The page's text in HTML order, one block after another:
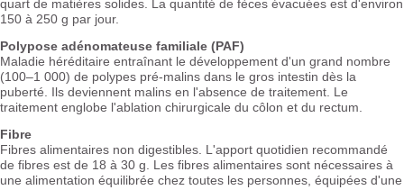
quart de matières solides. La quantité de fèces évacuées est d'environ
150 à 250 g par jour.
Polypose adénomateuse familiale (PAF)
Maladie héréditaire entraînant le développement d'un grand nombre
(100–1 000) de polypes pré-malins dans le gros intestin dès la
puberté. Ils deviennent malins en l'absence de traitement. Le
traitement englobe l'ablation chirurgicale du côlon et du rectum.
Fibre
Fibres alimentaires non digestibles. L'apport quotidien recommandé
de fibres est de 18 à 30 g. Les fibres alimentaires sont nécessaires à
une alimentation équilibrée chez toutes les personnes, équipées d'une